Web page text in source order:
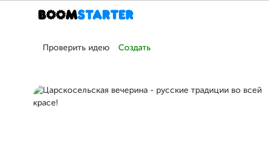
Проверить идею Создать